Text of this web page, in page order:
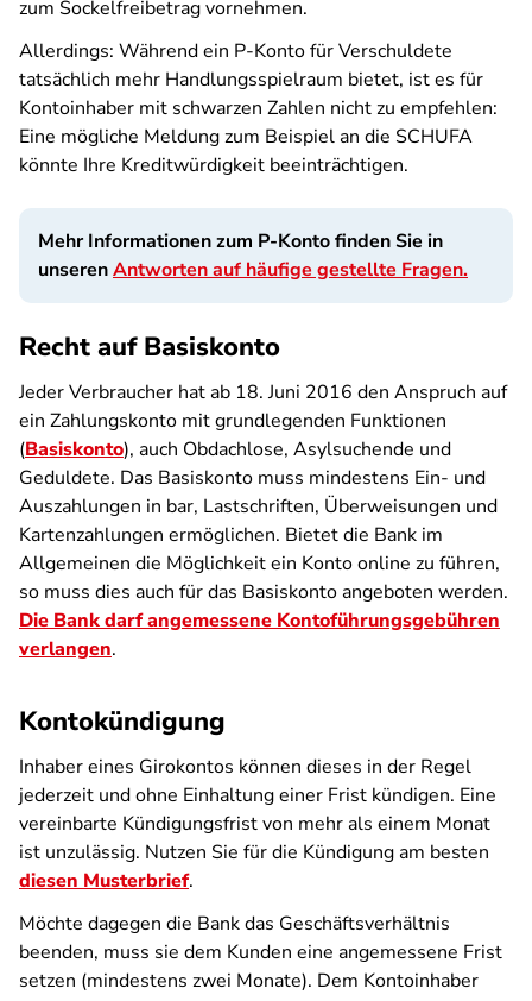
zum Sockelfreibetrag vornehmen.
Allerdings: Während ein P-Konto für Verschuldete
tatsächlich mehr Handlungsspielraum bietet, ist es für
Kontoinhaber mit schwarzen Zahlen nicht zu empfehlen:
Eine mögliche Meldung zum Beispiel an die SCHUFA
könnte Ihre Kreditwürdigkeit beeinträchtigen.
Mehr Informationen zum P-Konto finden Sie in
unserenAntworten auf häufige gestellte Fragen.
Recht auf Basiskonto
Jeder Verbraucher hat ab 18. Juni 2016 den Anspruch auf
ein Zahlungskonto mit grundlegenden Funktionen
(Basiskonto), auch Obdachlose, Asylsuchende und
Geduldete. Das Basiskonto muss mindestens Ein- und
Auszahlungen in bar, Lastschriften, Überweisungen und
Kartenzahlungen ermöglichen. Bietet die Bank im
Allgemeinen die Möglichkeit ein Konto online zu führen,
so muss dies auch für das Basiskonto angeboten werden.
Die Bank darf angemessene Kontoführungsgebühren
verlangen.
Kontokündigung
Inhaber eines Girokontos können dieses in der Regel
jederzeit und ohne Einhaltung einer Frist kündigen. Eine
vereinbarte Kündigungsfrist von mehr als einem Monat
ist unzulässig. Nutzen Sie für die Kündigung am besten
diesen Musterbrief.
Möchte dagegen die Bank das Geschäftsverhältnis
beenden, muss sie dem Kunden eine angemessene Frist
setzen (mindestens zwei Monate). Dem Kontoinhaber